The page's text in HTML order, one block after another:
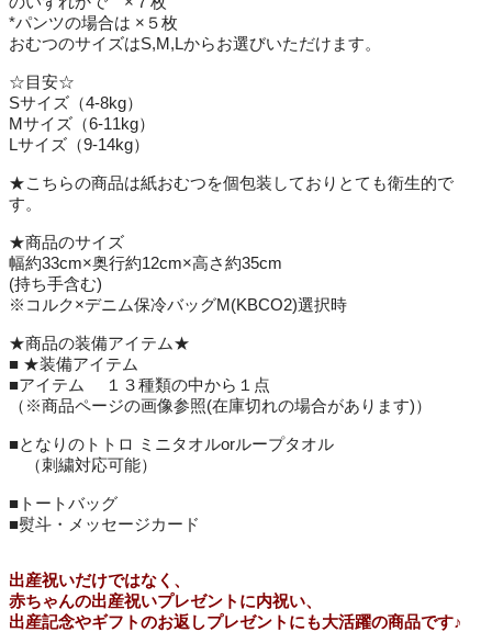
*パンツの場合は ×５枚
おむつのサイズはS,M,Lからお選びいただけます。
☆目安☆
Sサイズ（4-8kg）
Mサイズ（6-11kg）
Lサイズ（9-14kg）
★こちらの商品は紙おむつを個包装しておりとても衛生的で
す。
★商品のサイズ
幅約33cm×奥行約12cm×高さ約35cm
(持ち手含む)
※コルク×デニム保冷バッグM(KBCO2)選択時
★商品の装備アイテム★
■ ★装備アイテム
■アイテム １３種類の中から１点
（※商品ページの画像参照(在庫切れの場合があります)）
■となりのトトロ ミニタオルorループタオル
（刺繍対応可能）
■トートバッグ
■熨斗・メッセージカード
出産祝いだけではなく、
赤ちゃんの出産祝いプレゼントに内祝い、
出産記念やギフトのお返しプレゼントにも大活躍の商品です♪